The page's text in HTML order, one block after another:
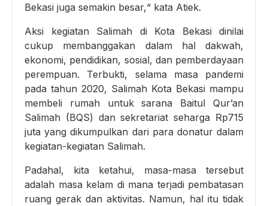
Bekasi juga semakin besar,“ kata Atiek.
Aksi kegiatan Salimah di Kota Bekasi dinilai
cukup membanggakan dalam hal dakwah,
ekonomi, pendidikan, sosial, dan pemberdayaan
perempuan. Terbukti, selama masa pandemi
pada tahun 2020, Salimah Kota Bekasi mampu
membeli rumah untuk sarana Baitul Qur’an
Salimah (BQS) dan sekretariat seharga Rp715
juta yang dikumpulkan dari para donatur dalam
kegiatan-kegiatan Salimah.
Padahal, kita ketahui, masa-masa tersebut
adalah masa kelam di mana terjadi pembatasan
ruang gerak dan aktivitas. Namun, hal itu tidak